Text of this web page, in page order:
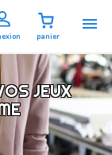

panier
JEUX